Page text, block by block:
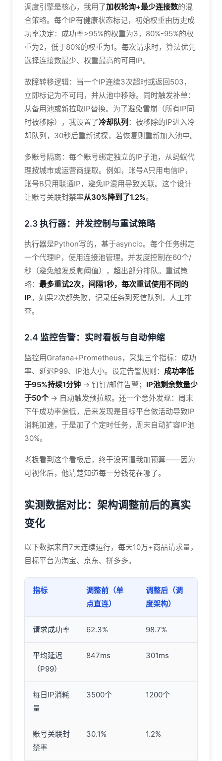
调度引擎是核心，我用了加权轮询+最少连接数的混
合策略。每个IP有健康状态标记，初始权重由历史成
功率决定：成功率>95%的权重为3，80%-95%的权
重为2，低于80%的权重为1。每次请求时，算法优先
选择连接数最少、权重最高的可用IP。
故障转移逻辑：当一个IP连续3次超时或返回503，
立即标记为不可用，并从池中移除。同时触发补单：
从备用池或新拉取IP替换。为了避免雪崩（所有IP同
时被移除），我设置了冷却队列 ：被移除的IP进入冷
却队列，30秒后重新试探，若恢复则重新加入池中。
多账号隔离：每个账号绑定独立的IP子池，从蚂蚁代
理按城市或运营商提取。例如，账号A只用电信IP，
账号B只用联通IP，避免IP混用导致关联。这个设计
让账号关联封禁率从30%降到了1.2%。
2.3 执行器：并发控制与重试策略
执行器是Python写的，基于asyncio。每个任务绑定
一个代理IP，使用连接池管理。并发度控制在60个/
秒（避免触发反爬阈值），超出部分排队。重试策
略： 最多重试2次，间隔1秒，每次重试使用不同的
IP。如果2次都失败，记录任务到死信队列，人工排
查。
2.4 监控告警：实时看板与自动伸缩
监控用Grafana+Prometheus，采集三个指标：成功
率、延迟P99、IP池大小。设定告警规则： 成功率低
于95%持续1分钟 → 钉钉/邮件告警； IP池剩余数量少
于50个→ 自动触发预拉取。还一个意外发现：周末
下午成功率偏低，后来发现是目标平台做活动导致IP
消耗加速，于是加了个定时任务，周末自动扩容IP池
30%。
老板看到这个看板后，终于没再逼我加预算——因为
可视化后，他清楚知道每一分钱花在哪了。
实测数据对比：架构调整前后的真实
变化
以下数据来自7天连续运行，每天10万+商品请求量，
目标平台为淘宝、京东、拼多多。
指标
调整前（单
点直连）
调整后（调
度架构）
请求成功率 62.3% 98.7%
平均延迟
（P99）
847ms 301ms
每日IP消耗
量
3500个 1200个
账号关联封
禁率
30.1% 1.2%